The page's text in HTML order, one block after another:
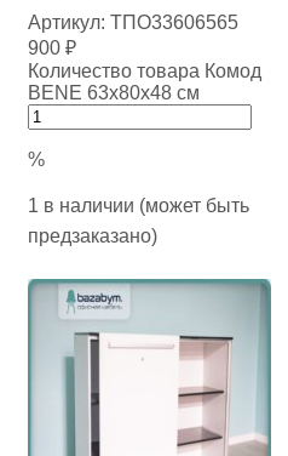
Артикул: ТПО33606565
900 ₽
Количество товара Комод
BENE 63х80х48 см
%
1 в наличии (может быть
предзаказано)